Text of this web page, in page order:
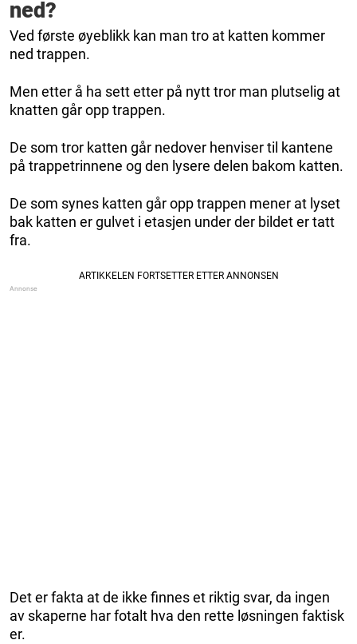
ned?
Ved første øyeblikk kan man tro at katten kommer
ned trappen.
Men etter å ha sett etter på nytt tror man plutselig at
knatten går opp trappen.
De som tror katten går nedover henviser til kantene
på trappetrinnene og den lysere delen bakom katten.
De som synes katten går opp trappen mener at lyset
bak katten er gulvet i etasjen under der bildet er tatt
fra.
Det er fakta at de ikke finnes et riktig svar, da ingen
av skaperne har fotalt hva den rette løsningen faktisk
er.